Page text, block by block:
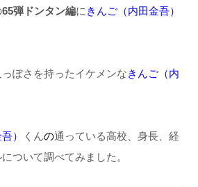
65弾ドンタン編に きんご（内田金吾）
ぽさを持ったイケメンなきんご（内
） くんの通っている高校、身長、経
ついて調べてみました。